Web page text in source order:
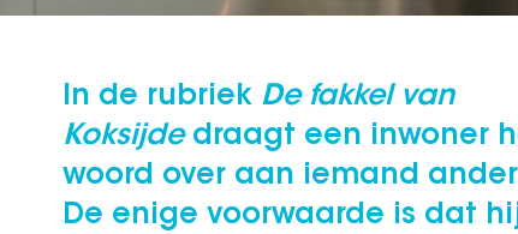
In de rubriek De fakkel van
Koksijdedraagt een inwoner
woord over aan iemand
De enige voorwaarde is dat